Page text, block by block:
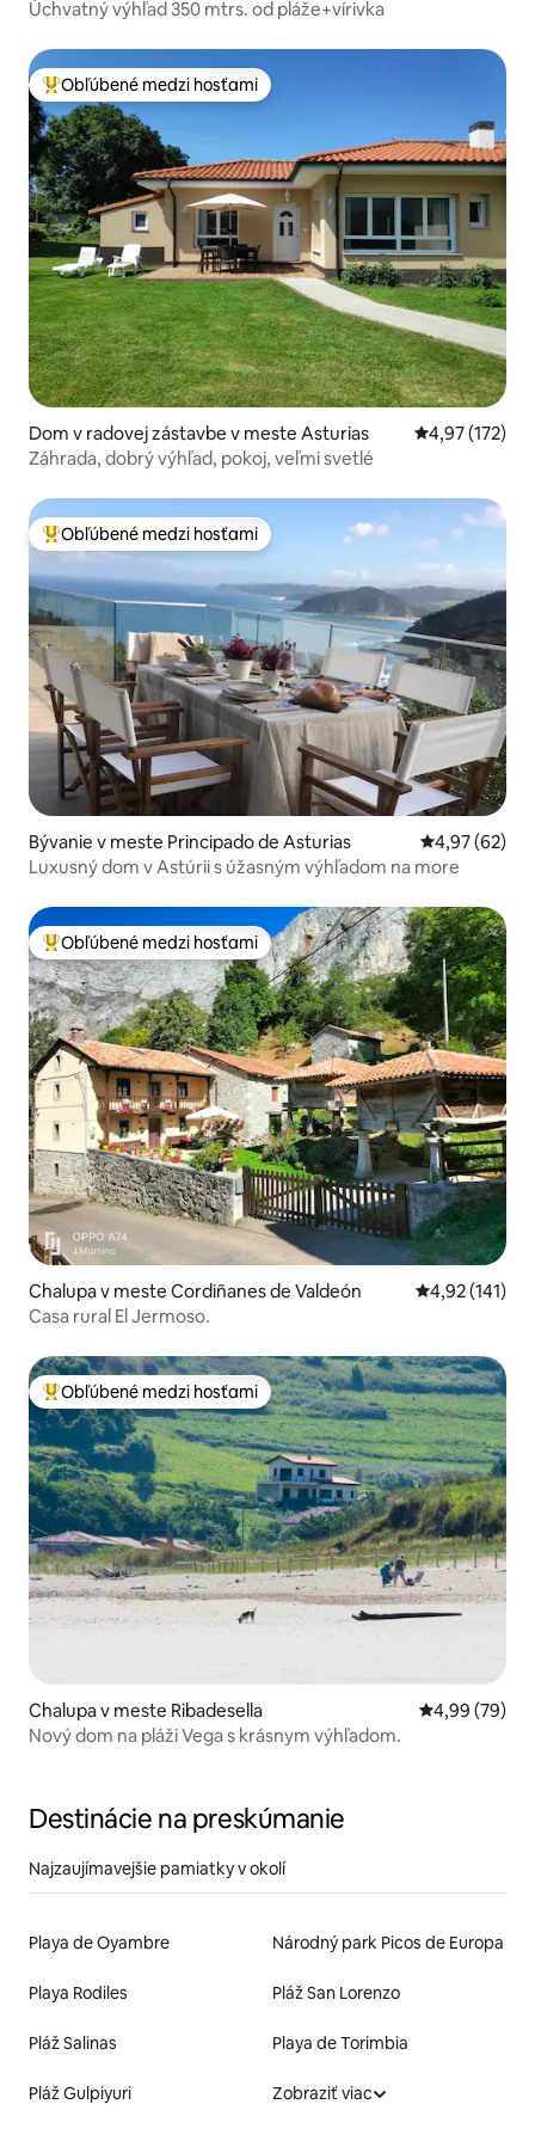
Úchvatný výhľad 350 mtrs. od pláže+vírivka
Najobľúbenejšie medzi hosťami
Obľúbené medzi hosťami
Dom v radovej zástavbe v meste Asturias Priemerné
4,97 (172)
Záhrada, dobrý výhľad, pokoj, veľmi svetlé
Najobľúbenejšie medzi hosťami
Obľúbené medzi hosťami
Bývanie v meste Principado de Asturias Priemerné
4,97 (62)
Luxusný dom v Astúrii s úžasným výhľadom na more
Najobľúbenejšie medzi hosťami
Obľúbené medzi hosťami
Chalupa v meste Cordiñanes de Valdeón Priemerné
4,92 (141)
Casa rural El Jermoso.
Najobľúbenejšie medzi hosťami
Obľúbené medzi hosťami
Chalupa v meste Ribadesella Priemerné
4,99 (79)
Nový dom na pláži Vega s krásnym výhľadom.
Destinácie na preskúmanie
Najzaujímavejšie pamiatky v okolí
Playa de Oyambre Národný park Picos de Europa
Playa Rodiles Pláž San Lorenzo
Pláž Salinas Playa de Torimbia
Pláž Gulpiyuri Zobraziť viac